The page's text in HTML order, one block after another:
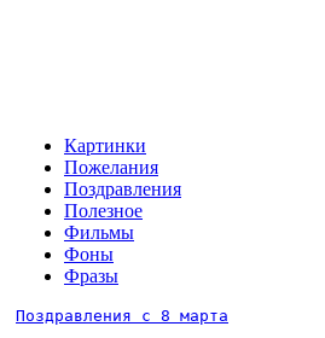
Картинки
Пожелания
Поздравления
Полезное
Фильмы
Фоны
Фразы
Поздравления с 8 марта